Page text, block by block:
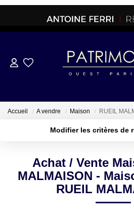
ACHETER
OFF
Accueil A vendre Maison RUEIL
Modifier les critères de
Sélectionnez...
Type de bien
Achat / Vente
MALMAISON -
RUEIL